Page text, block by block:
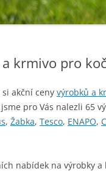
krmivo pro
akční ceny výrobků a
pro Vás nalezli 65
, Žabka, Tesco, ENAPO,
nabídek na výrobky